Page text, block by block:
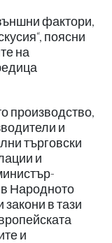
фактори,
поясни
на
производство,
и
търговски
и
Народното
в тази
и